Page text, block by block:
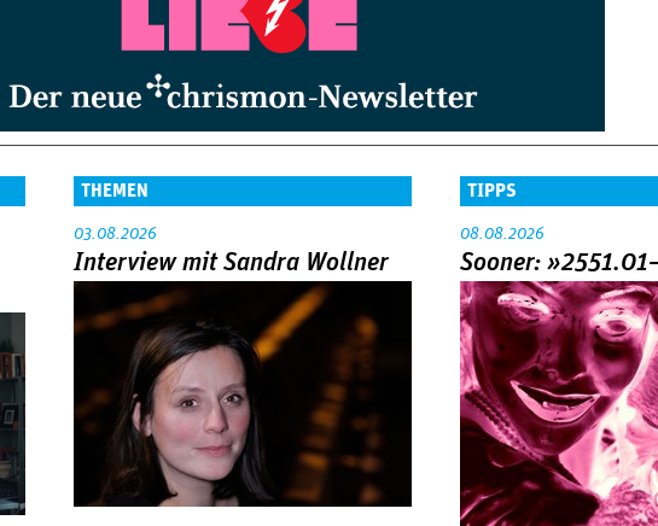
THEMEN
03.08.2026
Interview mit Sandra Wollner
TIPPS
08.08.2026
Sooner: